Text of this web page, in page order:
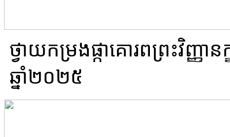
ថ្វាយ​កម្រងផ្កា​គោរព​ព្រះវិញ្ញា
ឆ្នាំ២០២៥